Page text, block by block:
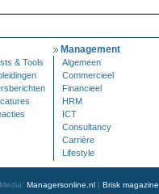
& Tools
Management
Algemeen
Commercieel
Financieel
HRM
ICT
Consultancy
Carrière
Lifestyle
Managersonline.nl | Brisk magazine